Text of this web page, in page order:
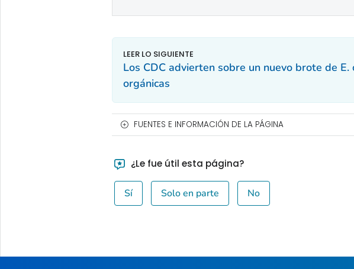
Los CDC advierten sobre un nuevo brote de E.
orgánicas
FUENTES E INFORMACIÓN DE LA PÁGINA
¿Le fue útil esta página?
Sí Solo en parte No